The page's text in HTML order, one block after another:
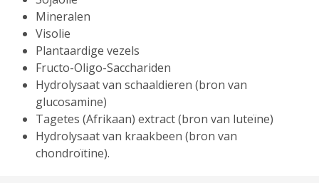
Mineralen
Visolie
Plantaardige vezels
Fructo-Oligo-Sacchariden
Hydrolysaat van schaaldieren (bron van
glucosamine)
Tagetes (Afrikaan) extract (bron van luteïne)
Hydrolysaat van kraakbeen (bron van
chondroïtine).